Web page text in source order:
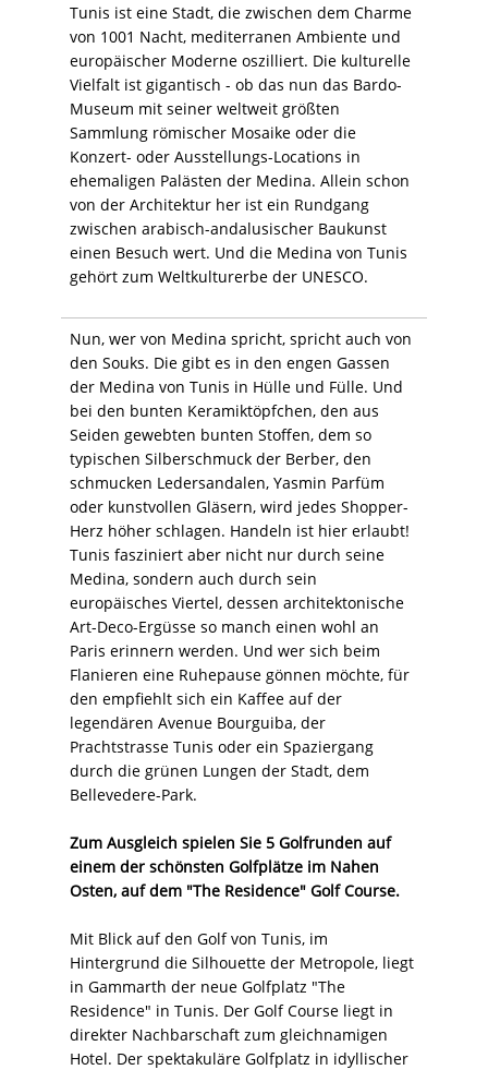
Tunis ist eine Stadt, die zwischen dem Charme
von 1001 Nacht, mediterranen Ambiente und
europäischer Moderne oszilliert. Die kulturelle
Vielfalt ist gigantisch - ob das nun das Bardo-
Museum mit seiner weltweit größten
Sammlung römischer Mosaike oder die
Konzert- oder Ausstellungs-Locations in
ehemaligen Palästen der Medina. Allein schon
von der Architektur her ist ein Rundgang
zwischen arabisch-andalusischer Baukunst
einen Besuch wert. Und die Medina von Tunis
gehört zum Weltkulturerbe der UNESCO.
Nun, wer von Medina spricht, spricht auch von
den Souks. Die gibt es in den engen Gassen
der Medina von Tunis in Hülle und Fülle. Und
bei den bunten Keramiktöpfchen, den aus
Seiden gewebten bunten Stoffen, dem so
typischen Silberschmuck der Berber, den
schmucken Ledersandalen, Yasmin Parfüm
oder kunstvollen Gläsern, wird jedes Shopper-
Herz höher schlagen. Handeln ist hier erlaubt!
Tunis fasziniert aber nicht nur durch seine
Medina, sondern auch durch sein
europäisches Viertel, dessen architektonische
Art-Deco-Ergüsse so manch einen wohl an
Paris erinnern werden. Und wer sich beim
Flanieren eine Ruhepause gönnen möchte, für
den empfiehlt sich ein Kaffee auf der
legendären Avenue Bourguiba, der
Prachtstrasse Tunis oder ein Spaziergang
durch die grünen Lungen der Stadt, dem
Bellevedere-Park.
Zum Ausgleich spielen Sie 5 Golfrunden auf
einem der schönsten Golfplätze im Nahen
Osten, auf dem "The Residence" Golf Course.
Mit Blick auf den Golf von Tunis, im
Hintergrund die Silhouette der Metropole, liegt
in Gammarth der neue Golfplatz "The
Residence" in Tunis. Der Golf Course liegt in
direkter Nachbarschaft zum gleichnamigen
Hotel. Der spektakuläre Golfplatz in idyllischer